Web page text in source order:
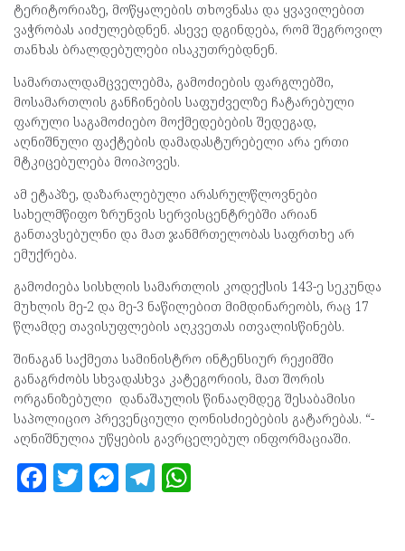
ტერიტორიაზე, მოწყალების თხოვნასა და ყვავილებით
ვაჭრობას აიძულებდნენ. ასევე დგინდება, რომ შეგროვილ
თანხას ბრალდებულები ისაკუთრებდნენ.
სამართალდამცველებმა, გამოძიების ფარგლებში,
მოსამართლის განჩინების საფუძველზე ჩატარებული
ფარული საგამოძიებო მოქმედებების შედეგად,
აღნიშნული ფაქტების დამადასტურებელი არა ერთი
მტკიცებულება მოიპოვეს.
ამ ეტაპზე, დაზარალებული არასრულწლოვნები
სახელმწიფო ზრუნვის სერვისცენტრებში არიან
განთავსებულნი და მათ ჯანმრთელობას საფრთხე არ
ემუქრება.
გამოძიება სისხლის სამართლის კოდექსის 143-ე სეკუნდა
მუხლის მე-2 და მე-3 ნაწილებით მიმდინარეობს, რაც 17
წლამდე თავისუფლების აღკვეთას ითვალისწინებს.
შინაგან საქმეთა სამინისტრო ინტენსიურ რეჟიმში
განაგრძობს სხვადასხვა კატეგორიის, მათ შორის
ორგანიზებული დანაშაულის წინააღმდეგ შესაბამისი
საპოლიციო პრევენციული ღონისძიებების გატარებას. “-
აღნიშნულია უწყების გავრცელებულ ინფორმაციაში.
F T M T